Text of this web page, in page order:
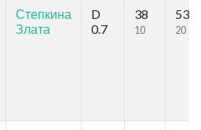
Степкина
Злата
D
0.7
38
10
53
20